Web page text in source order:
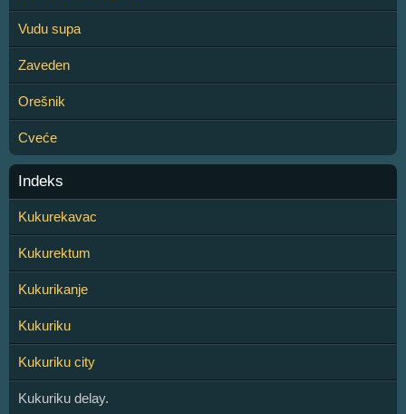
Vudu supa
Zaveden
Orešnik
Cveće
Indeks
Kukurekavac
Kukurektum
Kukurikanje
Kukuriku
Kukuriku city
Kukuriku delay.